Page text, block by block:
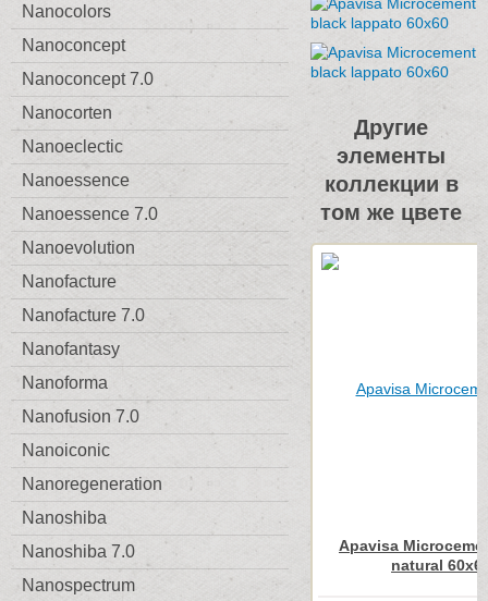
Nanocolors
Nanoconcept
Nanoconcept 7.0
Nanocorten
Nanoeclectic
Nanoessence
Nanoessence 7.0
Nanoevolution
Nanofacture
Nanofacture 7.0
Nanofantasy
Nanoforma
Nanofusion 7.0
Nanoiconic
Nanoregeneration
Nanoshiba
Nanoshiba 7.0
Nanospectrum
Другие
элементы
коллекции в
том же цвете
Apavisa
natural